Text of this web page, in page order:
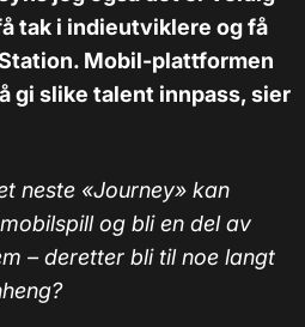
tak i indieutviklere og få
Mobil-plattformen
gi slike talent innpass, sier
neste «Journey» kan
og bli en del av
– deretter bli til noe langt